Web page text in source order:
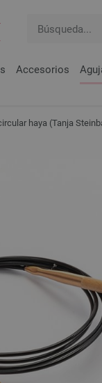
Accesorios
haya (Tanja